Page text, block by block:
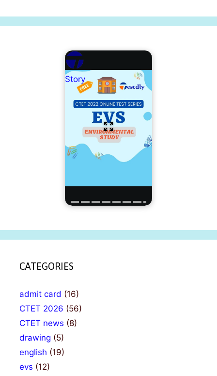
Story
CATEGORIES
admit card (16)
CTET 2026 (56)
CTET news (8)
drawing (5)
english (19)
evs (12)